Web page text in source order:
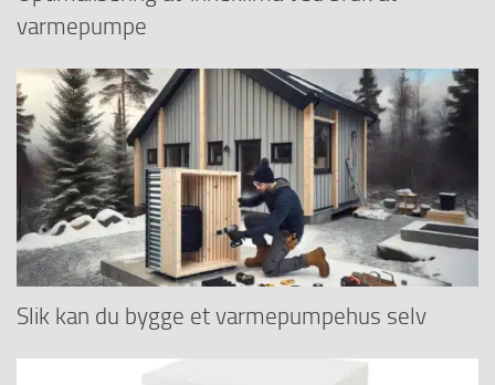
varmepumpe
Slik kan du bygge et varmepumpehus selv